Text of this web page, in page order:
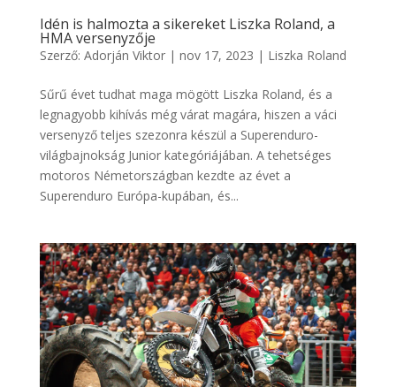
Idén is halmozta a sikereket Liszka Roland, a
HMA versenyzője
Szerző: Adorján Viktor| nov 17, 2023 | Liszka Roland
Sűrű évet tudhat maga mögött Liszka Roland, és a
legnagyobb kihívás még várat magára, hiszen a váci
versenyző teljes szezonra készül a Superenduro-
világbajnokság Junior kategóriájában. A tehetséges
motoros Németországban kezdte az évet a
Superenduro Európa-kupában, és...